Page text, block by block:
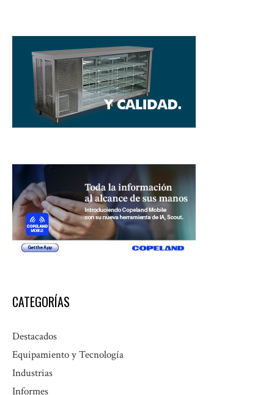
CATEGORÍAS
Destacados
Equipamiento y Tecnología
Industrias
Informes